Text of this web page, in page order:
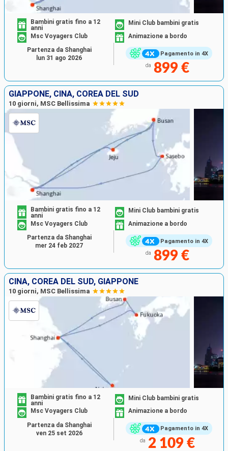
Pagamento in 4X
Bambini gratis fino a 12
anni
Mini Club bambini gratis
Msc Voyagers Club
Animazione a bordo
da 899 €
Partenza da Shanghai
lun 31 ago 2026
GIAPPONE, CINA, COREA DEL SUD
10 giorni, MSC Bellissima
Pagamento in 4X
Bambini gratis fino a 12
anni
Mini Club bambini gratis
Msc Voyagers Club
Animazione a bordo
da 899 €
Partenza da Shanghai
mer 24 feb 2027
CINA, COREA DEL SUD, GIAPPONE
10 giorni, MSC Bellissima
Pagamento in 4X
Bambini gratis fino a 12
anni
Mini Club bambini gratis
Msc Voyagers Club
Animazione a bordo
da 2 109 €
Partenza da Shanghai
ven 25 set 2026